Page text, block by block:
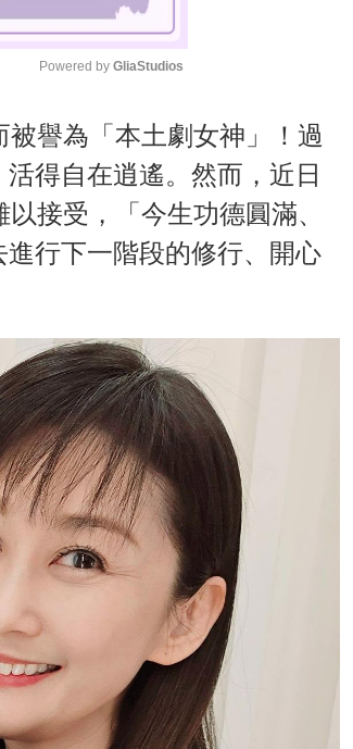
M
u
t
e
Powered by GliaStudios
譽為「本土劇女神」！過
得自在逍遙。然而，近日
接受，「今生功德圓滿、
行下一階段的修行、開心